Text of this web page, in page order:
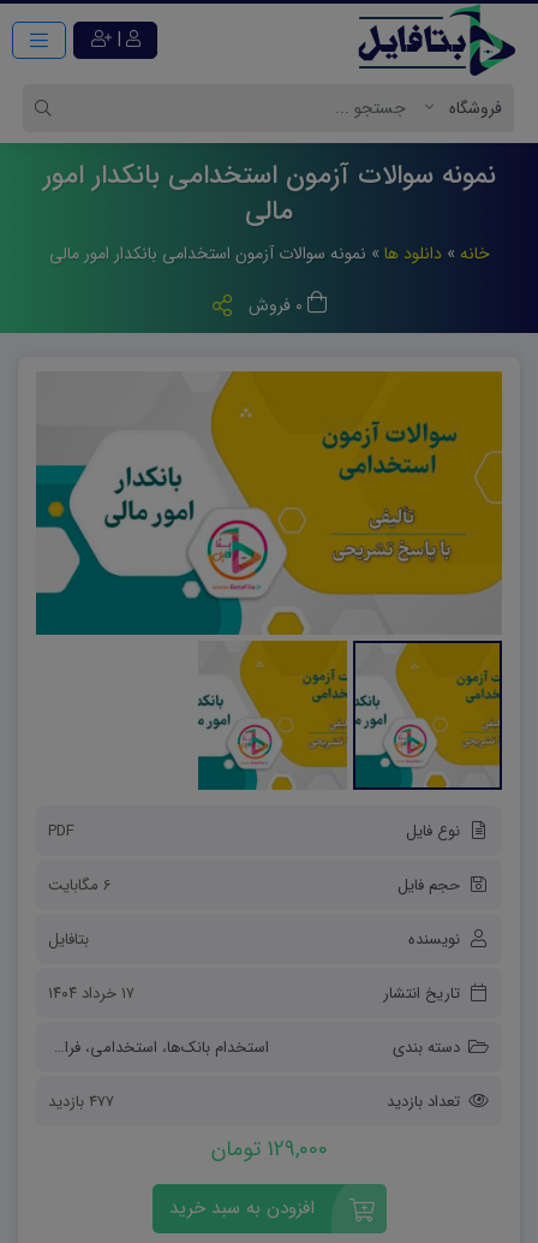
|
نمونه سوالات آزمون استخدامی بانکدار امور
مالی
خانه » دانلود ها » نمونه سوالات آزمون استخدامی بانکدار امور مالی
نوع فایل PDF
حجم فایل 6 مگابایت
نویسنده بتافایل
تاریخ انتشار ۱۷ خرداد ۱۴۰۴
دسته بندی استخدام بانک‌ها، استخدامی، فراگیر دستگاه اجرایی
تعداد بازدید 477 بازدید
129,000 تومان
افزودن به سبد خرید